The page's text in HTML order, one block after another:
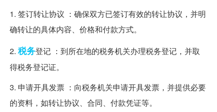
1. 签订转让协议 ：确保双方已签订有效的转让协议，并明
确转让的具体内容、价格和付款方式。
2. 税务登记 ：到所在地的税务机关办理税务登记，并取
得税务登记证。
3. 申请开具发票 ：向税务机关申请开具发票，并提供必要
的资料，如转让协议、合同、付款凭证等。